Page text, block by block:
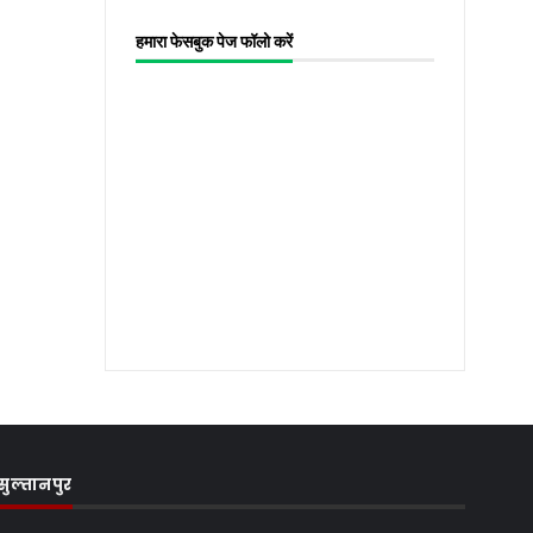
हमारा फेसबुक पेज फॉलो करें